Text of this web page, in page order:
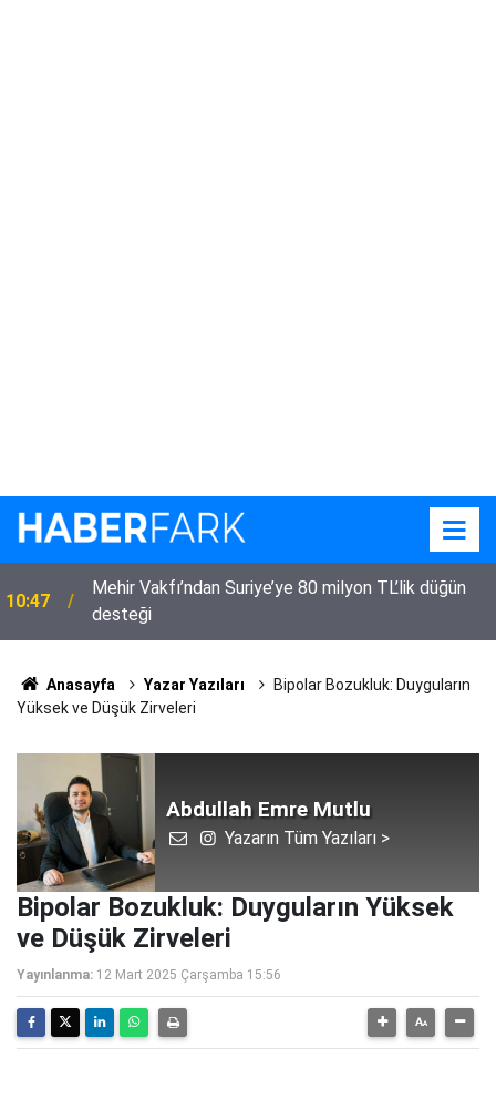
10:47
Mehir Vakfı’ndan Suriye’ye 80 milyon TL’lik düğün
desteği
Anasayfa Yazar Yazıları
Bipolar Bozukluk: Duyguların
Yüksek ve Düşük Zirveleri
Abdullah Emre Mutlu
Yazarın Tüm Yazıları >
Bipolar Bozukluk: Duyguların Yüksek
ve Düşük Zirveleri
Yayınlanma: 12 Mart 2025 Çarşamba 15:56